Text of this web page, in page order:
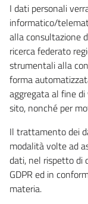
I dati personali
informatico/
alla consultazione
ricerca federato
strumentali alla
forma
aggregata al fine
sito, nonché per
Il trattamento dei
modalità volte ad
dati, nel rispetto di
GDPR ed in
materia.